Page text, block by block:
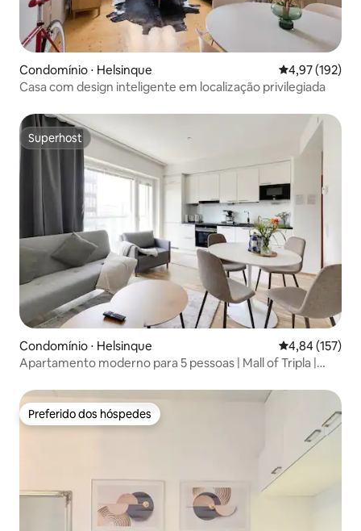
Condomínio ⋅ Helsinque 4,97 de uma
4,97 (192)
Casa com design inteligente em localização privilegiada
Superhost
Superhost
Condomínio ⋅ Helsinque 4,84 de uma
4,84 (157)
Apartamento moderno para 5 pessoas | Mall of Tripla |
Preferido dos hóspedes
Preferido dos hóspedes